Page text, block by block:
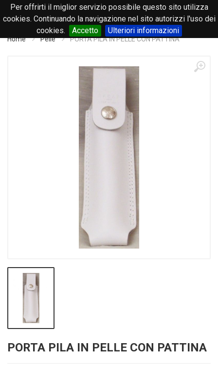
Per offrirti il miglior servizio possibile questo sito utilizza
cookies. Continuando la navigazione nel sito autorizzi l'uso dei
cookies.
Accetto Ulteriori informazioni
0
Home Pelle PORTA PILA IN PELLE CON PATTINA
PORTA PILA IN PELLE CON PATTINA